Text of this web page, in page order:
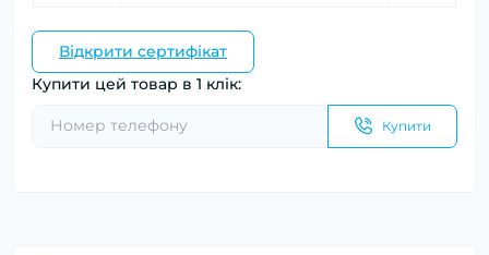
Відкрити сертифікат
Купити цей товар в 1 клік:
Купити